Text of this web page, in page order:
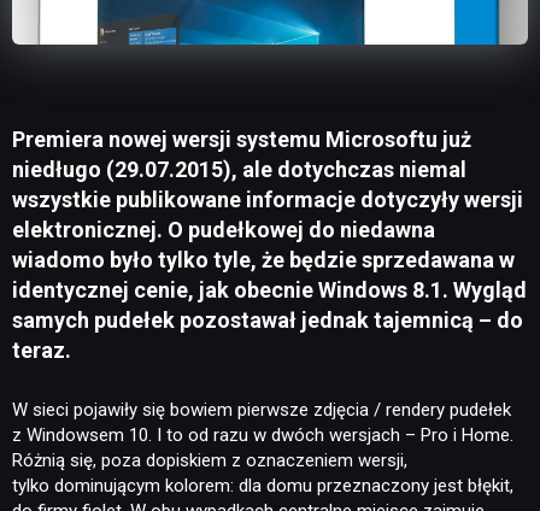
Premiera nowej wersji systemu Microsoftu już
niedługo (29.07.2015), ale dotychczas niemal
wszystkie publikowane informacje dotyczyły wersji
elektronicznej. O pudełkowej do niedawna
wiadomo było tylko tyle, że będzie sprzedawana w
identycznej cenie, jak obecnie Windows 8.1. Wygląd
samych pudełek pozostawał jednak tajemnicą – do
teraz.
W sieci pojawiły się bowiem pierwsze zdjęcia / rendery pudełek
z Windowsem 10. I to od razu w dwóch wersjach – Pro i Home.
Różnią się, poza dopiskiem z oznaczeniem wersji,
tylko dominującym kolorem: dla domu przeznaczony jest błękit,